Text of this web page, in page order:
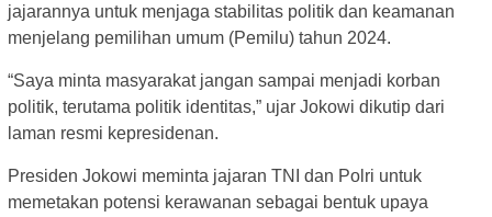
jajarannya untuk menjaga stabilitas politik dan keamanan
menjelang pemilihan umum (Pemilu) tahun 2024.
“Saya minta masyarakat jangan sampai menjadi korban
politik, terutama politik identitas,” ujar Jokowi dikutip dari
laman resmi kepresidenan.
Presiden Jokowi meminta jajaran TNI dan Polri untuk
memetakan potensi kerawanan sebagai bentuk upaya